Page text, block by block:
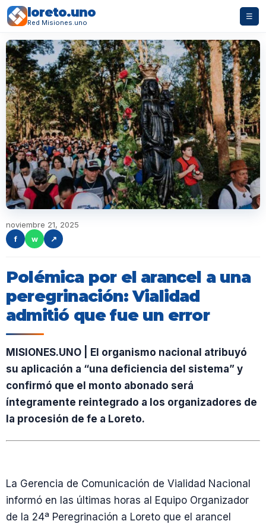
loreto.uno
Red Misiones.uno
☰
noviembre 21, 2025
f
w ↗
Polémica por el arancel a una
peregrinación: Vialidad
admitió que fue un error
MISIONES.UNO | El organismo nacional atribuyó
su aplicación a “una deficiencia del sistema” y
confirmó que el monto abonado será
íntegramente reintegrado a los organizadores de
la procesión de fe a Loreto.
La Gerencia de Comunicación de Vialidad Nacional
informó en las últimas horas al Equipo Organizador
de la 24ª Peregrinación a Loreto que el arancel